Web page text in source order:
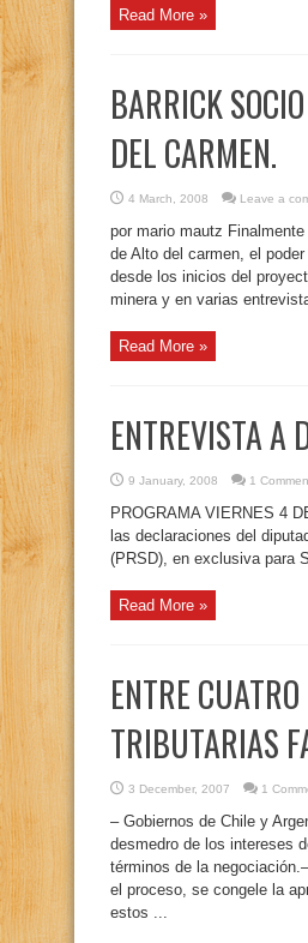
Read More »
BARRICK
DEL CARMEN.
4 March, 2008 Leave a
por mario mautz
de Alto del carmen, el
desde los inicios del
minera y en varias
Read More »
ENTREVISTA A
9 January, 2008 1
PROGRAMA VIERNES 4
las declaraciones del
(PRSD), en exclusiva para
Read More »
ENTRE
TRIBUTARIAS
3 December, 2007 1
– Gobiernos de Chile y
desmedro de los intereses
términos de la
el proceso, se congele la
estos ...